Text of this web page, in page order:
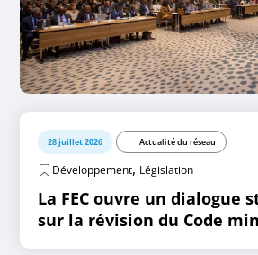
28 juillet 2026 Actualité du réseau
Développement, Législation
La FEC ouvre un dialogue
sur la révision du Code